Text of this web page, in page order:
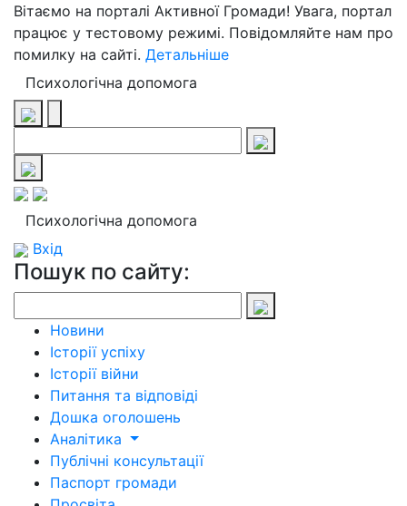
Вітаємо на порталі Активної Громади! Увага, портал
працює у тестовому режимі. Повідомляйте нам про
помилку на сайті. Детальніше
Психологічна допомога
Психологічна допомога
Вхід
Пошук по сайту:
Новини
Історії успіху
Історії війни
Питання та відповіді
Дошка оголошень
Аналітика
Публічні консультації
Паспорт громади